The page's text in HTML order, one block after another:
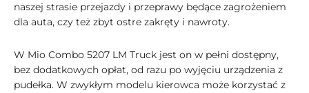
naszej strasie przejazdy i przeprawy będące zagrożeniem
dla auta, czy też zbyt ostre zakręty i nawroty.
W Mio Combo 5207 LM Truck jest on w pełni dostępny,
bez dodatkowych opłat, od razu po wyjęciu urządzenia z
pudełka. W zwykłym modelu kierowca może korzystać z